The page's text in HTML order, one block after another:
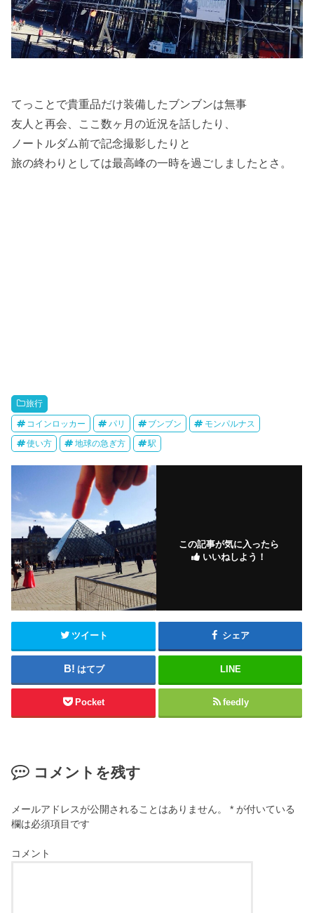
てっことで貴重品だけ装備したブンブンは無事
友人と再会、ここ数ヶ月の近況を話したり、
ノートルダム前で記念撮影したりと
旅の終わりとしては最高峰の一時を過ごしましたとさ。
旅行
コインロッカー パリ ブンブン モンパルナス
使い方 地球の急ぎ方 駅
この記事が気に入ったら
いいねしよう！
ツイート シェア
はてブ LINE
Pocket feedly
コメントを残す
メールアドレスが公開されることはありません。 * が付いている
欄は必須項目です
コメント